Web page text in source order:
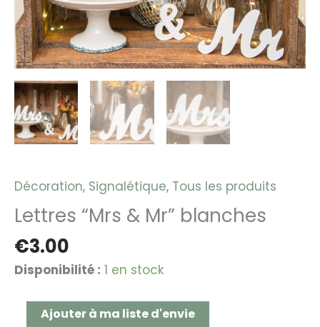
Décoration, Signalétique, Tous les produits
Lettres “Mrs & Mr” blanches
€3.00
Disponibilité : 1 en stock
blanches
Ajouter à ma liste d'envie